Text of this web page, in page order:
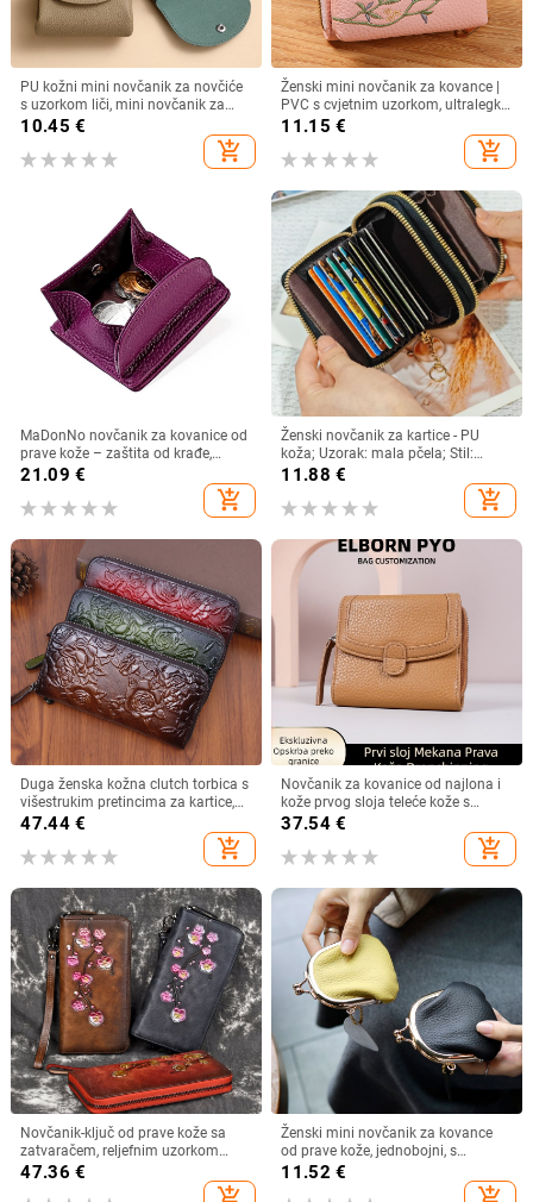
PU kožni mini novčanik za novčiće
s uzorkom liči, mini novčanik za
kartice, podstava od poliestera,
svakodnevna primjena, jesen 2024
10.45 €
add_shopping_cart
Ženski mini novčanik za kovance |
PVC s cvjetnim uzorkom, ultralegki,
dvostruki preklop
11.15 €
add_shopping_cart
MaDonNo novčanik za kovanice od
prave kože – zaštita od krađe,
proširivi, podstava od poliestera,
21.09 €
add_shopping_cart
Ženski novčanik za kartice - PU
koža; Uzorak: mala pčela; Stil:
poslovno putovanje; Podstava PU;
11.88 €
add_shopping_cart
Duga ženska kožna clutch torbica s
višestrukim pretincima za kartice,
reljefni cvjetni uzorak, koža prvog
sloja, novčanik s jednim preklopom,
prozračna i antibakterijska
47.44€
add_shopping_cart
Novčanik za kovanice od najlona i
kože prvog sloja teleće kože s
mikrovlaknom, jednofarban uzorak,
gradski stil, ultralak, zaštita od
krađe
37.54€
add_shopping_cart
Novčanik-ključ od prave kože sa
zatvaračem, reljefnim uzorkom
šljive, gornji sloj kože, kožna
47.36 €
Ženski mini novčanik za kovance
od prave kože, jednobojni, s
metalnim okovom
11.52 €